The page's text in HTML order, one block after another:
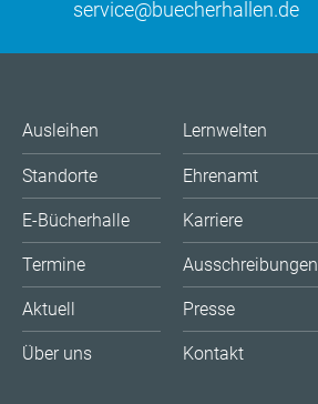
service@buecherhallen.de
Ausleihen
Standorte
E-Bücherhalle
Termine
Aktuell
Über uns
Lernwelten
Ehrenamt
Karriere
Ausschreibungen
Presse
Kontakt